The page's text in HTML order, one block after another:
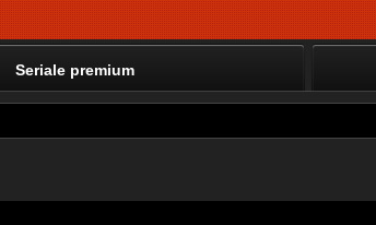
Seriale premium